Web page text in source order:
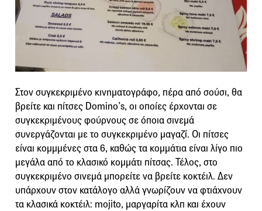
Στον συγκεκριμένο κινηματογράφο, πέρα από σούσι, θα
βρείτε και πίτσες Domino’s, οι οποίες έρχονται σε
συγκεκριμένους φούρνους σε όποια σινεμά
συνεργάζονται με το συγκεκριμένο μαγαζί. Οι πίτσες
είναι κομμμένες στα 6, καθώς τα κομμάτια είναι λίγο πιο
μεγάλα από το κλασικό κομμάτι πίτσας. Τέλος, στο
συγκεκριμένο σινεμά μπορείτε να βρείτε κοκτέιλ. Δεν
υπάρχουν στον κατάλογο αλλά γνωρίζουν να φτιάχνουν
τα κλασικά κοκτέιλ: mojito, μαργαρίτα κλπ και έχουν